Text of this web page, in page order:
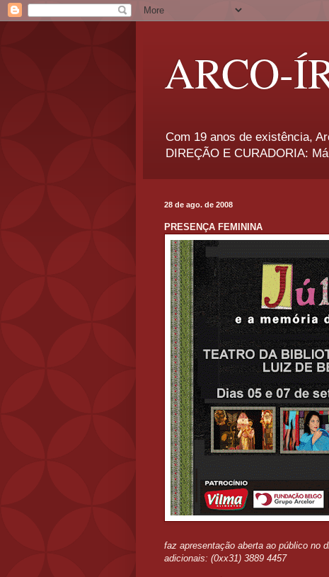
ARCO-
Com 19 anos de existência,
DIREÇÃO E CURADORIA:
28 de ago. de 2008
PRESENÇA FEMININA
faz apresentação aberta ao público no
adicionais: (0xx31) 3889 4457